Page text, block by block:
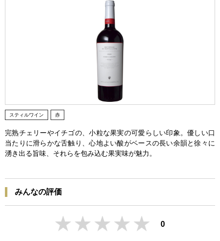
スティルワイン 赤
完熟チェリーやイチゴの、小粒な果実の可愛らしい印象。優しい口
当たりに滑らかな舌触り、心地よい酸がベースの長い余韻と徐々に
湧き出る旨味、それらを包み込む果実味が魅力。
みんなの評価
0